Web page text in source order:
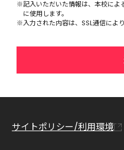
※記入いただいた情報は、本校に
に使用します。
※入力された内容は、SSL通信によ
サイトポリシー/利用環境